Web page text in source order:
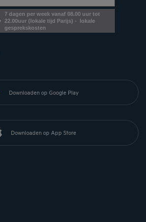
7 dagen per week vanaf 08.00 uur tot
22.00uur (lokale tijd Parijs) - lokale
gesprekskosten
Downloaden op Google Play
Downloaden op App Store